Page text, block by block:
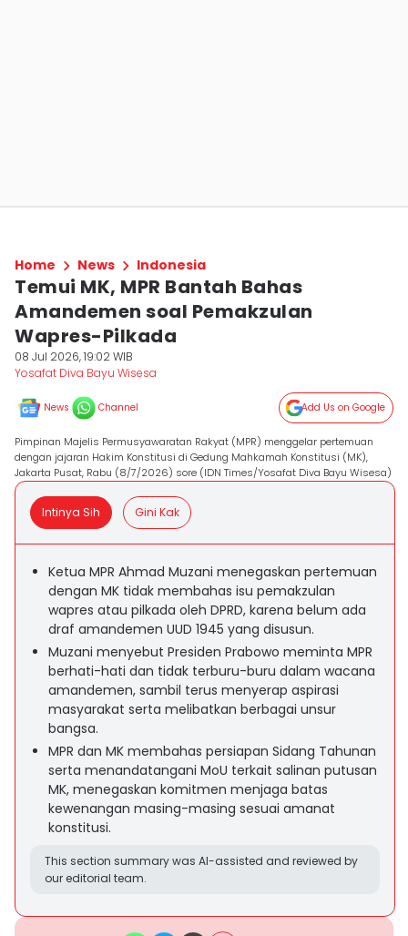
Home News Indonesia
Temui MK, MPR Bantah Bahas
Amandemen soal Pemakzulan
Wapres-Pilkada
08 Jul 2026, 19:02 WIB
Yosafat Diva Bayu Wisesa
News Channel Add Us on Google
Pimpinan Majelis Permusyawaratan Rakyat (MPR) menggelar pertemuan
dengan jajaran Hakim Konstitusi di Gedung Mahkamah Konstitusi (MK),
Jakarta Pusat, Rabu (8/7/2026) sore (IDN Times/Yosafat Diva Bayu Wisesa)
Intinya Sih Gini Kak
Ketua MPR Ahmad Muzani menegaskan pertemuan
dengan MK tidak membahas isu pemakzulan
wapres atau pilkada oleh DPRD, karena belum ada
draf amandemen UUD 1945 yang disusun.
Muzani menyebut Presiden Prabowo meminta MPR
berhati-hati dan tidak terburu-buru dalam wacana
amandemen, sambil terus menyerap aspirasi
masyarakat serta melibatkan berbagai unsur
bangsa.
MPR dan MK membahas persiapan Sidang Tahunan
serta menandatangani MoU terkait salinan putusan
MK, menegaskan komitmen menjaga batas
kewenangan masing-masing sesuai amanat
konstitusi.
This section summary was AI-assisted and reviewed by
our editorial team.